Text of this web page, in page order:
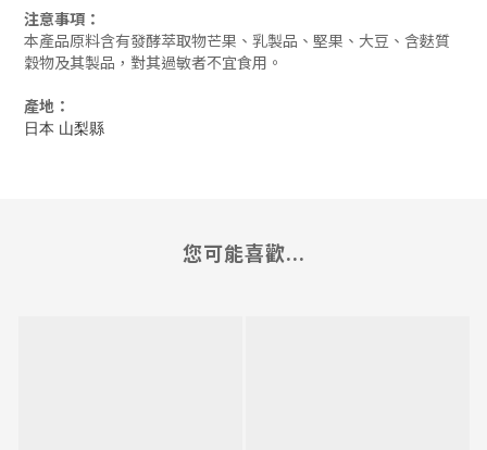
注意事項：
本產品原料含有發酵萃取物芒果、乳製品、堅果、大豆、含麩質
穀物及其製品，對其過敏者不宜食用。
產地：
日本 山梨縣
您可能喜歡...